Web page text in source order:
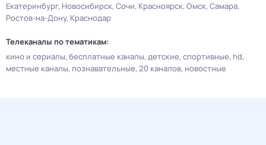
Екатеринбург Новосибирск Сочи Красноярск Омск Самара
Ростов-на-Дону Краснодар
Телеканалы по тематикам:
кино и сериалы бесплатные каналы детские спортивные hd
местные каналы познавательные 20 каналов новостные